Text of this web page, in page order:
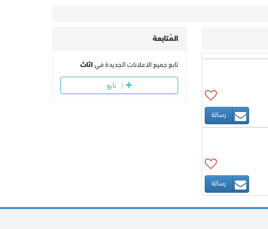
رسالة
رسالة
المُتابعة
تابع جميع الاعلانات الجديدة فياثاث
تابع